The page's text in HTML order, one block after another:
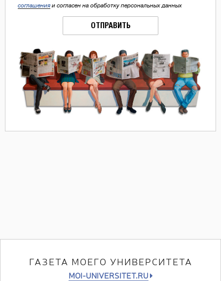
соглашения и согласен на обработку персональных данных
ОТПРАВИТЬ
ГАЗЕТА МОЕГО УНИВЕРСИТЕТА
MOI-UNIVERSITET.RU